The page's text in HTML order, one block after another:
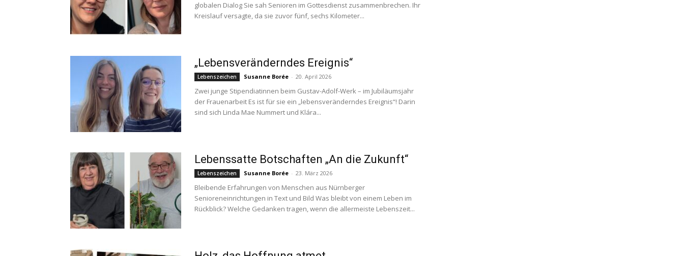
globalen Dialog Sie sah Senioren im Gottesdienst zusammenbrechen. Ihr
Kreislauf versagte, da sie zuvor fünf, sechs Kilometer...
„Lebensveränderndes Ereignis“
Lebenszeichen Susanne Borée - 20. April 2026
Zwei junge Stipendiatinnen beim Gustav-Adolf-Werk – im Jubiläumsjahr
der Frauenarbeit Es ist für sie ein „lebensveränderndes Ereignis“! Darin
sind sich Linda Mae Nummert und Klára...
Lebenssatte Botschaften „An die Zukunft“
Lebenszeichen Susanne Borée - 23. März 2026
Bleibende Erfahrungen von Menschen aus Nürnberger
Senioreneinrichtungen in Text und Bild Was bleibt von einem Leben im
Rückblick? Welche Gedanken tragen, wenn die allermeiste Lebenszeit...